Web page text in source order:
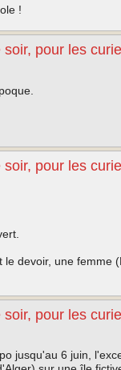
!
pour les
pour les
devoir, une femme
pour les
jusqu'au 6 juin,